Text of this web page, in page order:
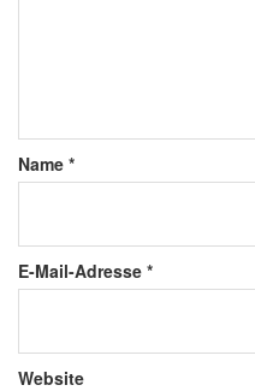
Name *
E-Mail-Adresse *
Website